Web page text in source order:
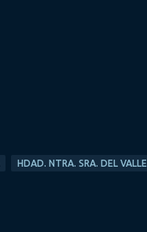
HDAD. NTRA. SRA. DEL VALLE